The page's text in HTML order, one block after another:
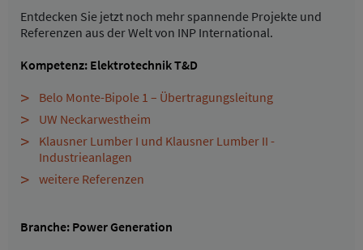
Entdecken Sie jetzt noch mehr spannende Projekte und
Referenzen aus der Welt von INP International.
Kompetenz: Elektrotechnik T&D
Belo Monte-Bipole 1 – Übertragungsleitung
UW Neckarwestheim
Klausner Lumber I und Klausner Lumber II -
Industrieanlagen
weitere Referenzen
Branche: Power Generation